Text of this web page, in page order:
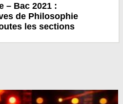
– Bac 2021 :
de Philosophie
les sections